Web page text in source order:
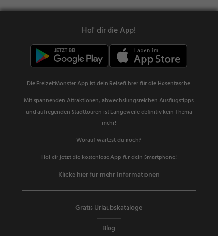
Hol' dir die App!
Die FreizeitMonster App ist dein Reiseführer für die Hosentasche.
Mit spannenden Attraktionen, abwechslungsreichen Ausflugstipps
und aufregenden Stadttouren ist Langeweile definitiv kein Thema
mehr!
Worauf wartest du noch?
Hol dir jetzt die kostenlose App für dein Smartphone!
Klicke hier für mehr Informationen
Gratis Urlaubskataloge
Blog